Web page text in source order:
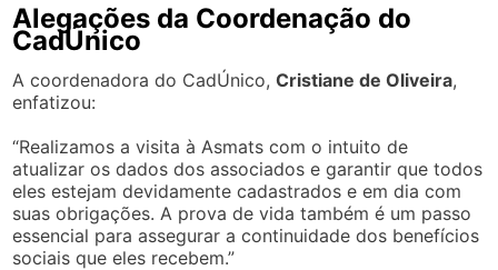
Alegações da Coordenação do
CadÚnico
A coordenadora do CadÚnico,Cristiane de Oliveira,
enfatizou:
“Realizamos a visita à Asmats com o intuito de
atualizar os dados dos associados e garantir que todos
eles estejam devidamente cadastrados e em dia com
suas obrigações. A prova de vida também é um passo
essencial para assegurar a continuidade dos benefícios
sociais que eles recebem.”